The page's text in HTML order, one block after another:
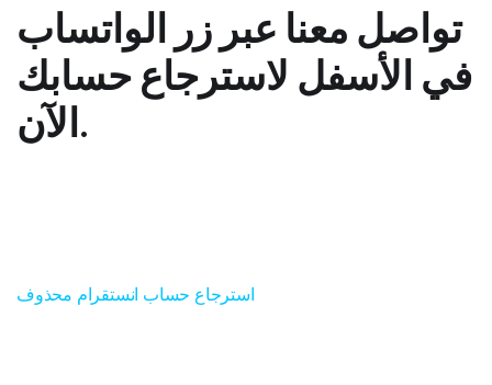
تواصل معنا عبر زر الواتساب
في الأسفل لاسترجاع حسابك
الآن.
استرجاع حساب انستقرام محذوف